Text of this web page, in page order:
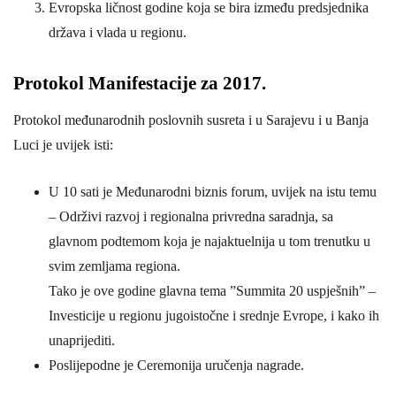
Evropska ličnost godine koja se bira između predsjednika
država i vlada u regionu.
Protokol Manifestacije za 2017.
Protokol međunarodnih poslovnih susreta i u Sarajevu i u Banja
Luci je uvijek isti:
U 10 sati je Međunarodni biznis forum, uvijek na istu temu
– Održivi razvoj i regionalna privredna saradnja, sa
glavnom podtemom koja je najaktuelnija u tom trenutku u
svim zemljama regiona.
Tako je ove godine glavna tema ”Summita 20 uspješnih” –
Investicije u regionu jugoistočne i srednje Evrope, i kako ih
unaprijediti.
Poslijepodne je Ceremonija uručenja nagrade.